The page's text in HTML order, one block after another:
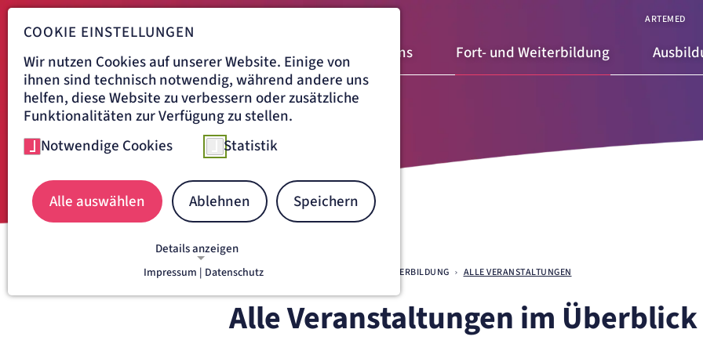
Über uns Fort- und Weiterbildung
ARTEMED
ARTEMED AKADEMIE FORT- UND WEITERBILDUNG ALLE VERANSTALTUNGEN
Alle Veranstaltungen im Überblick
COOKIE EINSTELLUNGEN
Wir nutzen Cookies auf unserer Website. Einige von
ihnen sind technisch notwendig, während andere uns
helfen, diese Website zu verbessern oder zusätzliche
Funktionalitäten zur Verfügung zu stellen.
Notwendige Cookies
Statistik
Alle auswählen Ablehnen Speichern
Details anzeigen
Notwendige Cookies ermöglichen grundlegende
Funktionen und sind für die einwandfreie Funktion
Impressum | Datenschutz